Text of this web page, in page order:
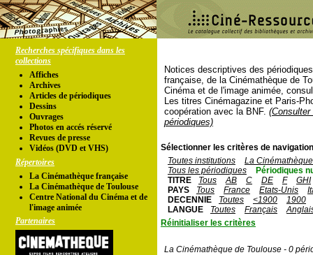
Recherches spécifiques dans les
collections
Affiches
Archives
Articles de périodiques
Dessins
Ouvrages
Photos en accés réservé
Revues de presse
Vidéos (DVD et VHS)
Répertoires
La Cinémathèque française
La Cinémathèque de Toulouse
Centre National du Cinéma et de
l'image animée
Partenaires
Notices descriptives des
française, de la Cinémathèque de
Cinéma et de l'image animée,
Les titres Cinémagazine et Paris-
coopération avec la BNF.
périodiques)
Sélectionner les critères de
Toutes institutions
La
Tous les périodiques
Périodiques
TITRE
Tous AB C DE F
GHI
PAYS
Tous France Etats-Unis
DECENNIE
Toutes <1900
1900
LANGUE
Toutes Français
Réinitialiser les critères
La Cinémathèque de Toulouse - 0